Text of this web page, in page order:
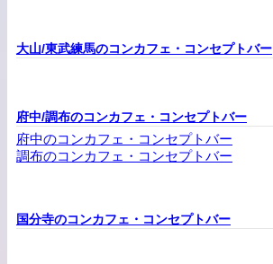
大山/東武練馬のコンカフェ・コンセプトバー
府中/調布のコンカフェ・コンセプトバー
府中のコンカフェ・コンセプトバー
調布のコンカフェ・コンセプトバー
国分寺のコンカフェ・コンセプトバー